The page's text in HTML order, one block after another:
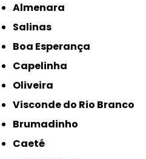
Almenara
Salinas
Boa Esperança
Capelinha
Oliveira
Visconde do Rio Branco
Brumadinho
Caeté